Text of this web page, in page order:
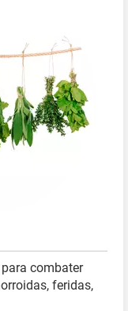
combater
feridas,